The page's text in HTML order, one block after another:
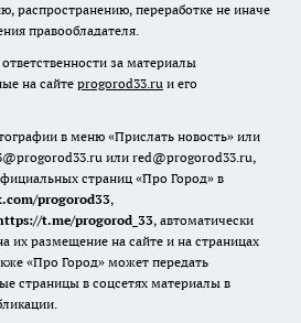
распространению, переработке не иначе
правообладателя.
за материалы
на сайте progorod33.ru и его
в меню «Прислать новость» или
или red@progorod33.ru,
страниц «Про Город» в
progorod33,
t.me/progorod_33, автоматически
их размещение на сайте и на страницах
«Про Город» может передать
страницы в соцсетях материалы в